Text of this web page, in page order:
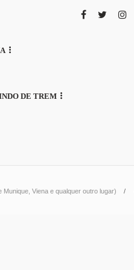
DE TREM
Viena e qualquer outro lugar)